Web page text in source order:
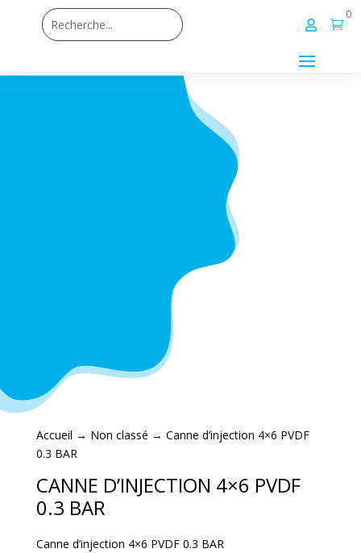
 
0
Accueil → Non classé → Canne d’injection 4×6 PVDF
0.3 BAR
CANNE D’INJECTION 4×6 PVDF
0.3 BAR
Canne d’injection 4×6 PVDF 0.3 BAR